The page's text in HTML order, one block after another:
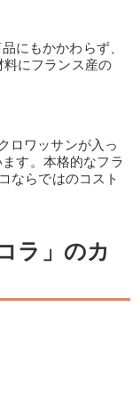
にもかかわらず、
にフランス産の
ロワッサンが入っ
す。本格的なフラ
ならではのコスト
ラ」のカ